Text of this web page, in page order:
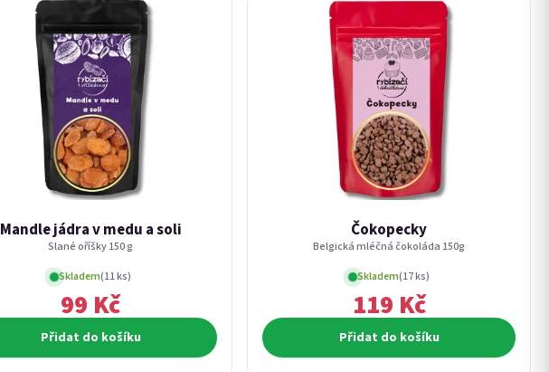
Mandle jádra v medu a soli
Slané oříšky 150 g
Skladem(11 ks)
99 Kč
Přidat do košíku
Čokopecky
Belgická mléčná čokoláda 150g
Skladem(17 ks)
119 Kč
Přidat do košíku